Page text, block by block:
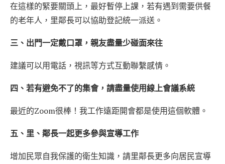
在這樣的緊要關頭上，最好暫停上課，若有遇到需要供餐
的老年人，里鄰長可以協助登記統一派送。
三、出門一定戴口罩，親友盡量少碰面來往
建議可以用電話，視訊等方式互動聯繫感情。
四、若有避免不了的集會，請盡量使用線上會議系統
最近的Zoom很棒！我工作遠距開會都是使用這個軟體。
五、里、鄰長一起更多參與宣導工作
增加民眾自我保護的衛生知識，請里鄰長更多向居民宣導